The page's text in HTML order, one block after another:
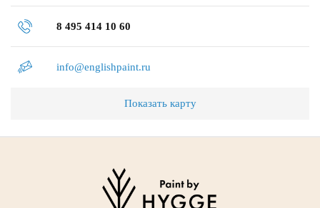
8 495 414 10 60
info@englishpaint.ru
Показать карту